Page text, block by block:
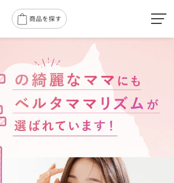
商品を探す